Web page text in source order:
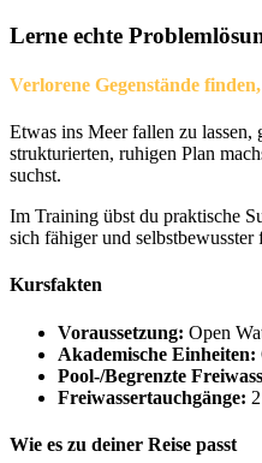
Lerne echte
Verlorene Gegenstände
Etwas ins Meer fallen zu lassen,
strukturierten, ruhigen Plan
suchst.
Im Training übst du praktische
sich fähiger und
Kursfakten
Voraussetzung: Open
Akademische Einheiten:
Pool-/Begrenzte
Freiwassertauchgänge: 2
Wie es zu deiner Reise passt